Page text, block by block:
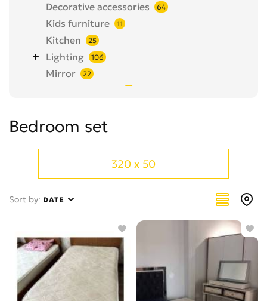
Decorative accessories 64
Kids furniture 11
Kitchen 25
Lighting 106
Mirror 22
Pump
Bedroom set
320 x 50
Sort by: DATE